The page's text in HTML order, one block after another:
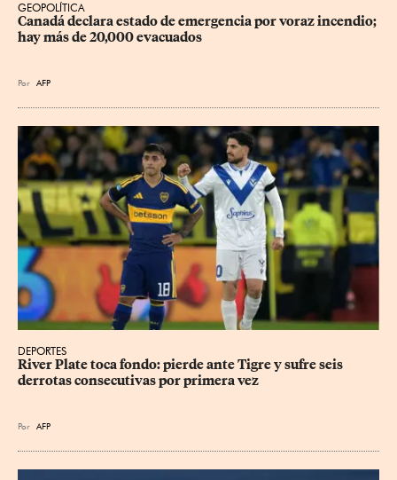
GEOPOLÍTICA
Canadá declara estado de emergencia por voraz incendio;
hay más de 20,000 evacuados
Por AFP
DEPORTES
River Plate toca fondo: pierde ante Tigre y sufre seis
derrotas consecutivas por primera vez
Por AFP